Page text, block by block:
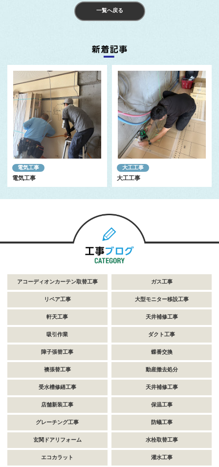
一覧へ戻る
電気工事
電気工事
大工工事
大工工事
アコーディオンカーテン取替工事 ガス工事
リペア工事 大型モニター移設工事
軒天工事 天井補修工事
吸引作業 ダクト工事
障子張替工事 蝶番交換
襖張替工事 動産撤去処分
受水槽修繕工事 天井補修工事
店舗新装工事 保温工事
グレーチング工事 防蟻工事
玄関ドアリフォーム 水栓取替工事
エコカラット 灌水工事